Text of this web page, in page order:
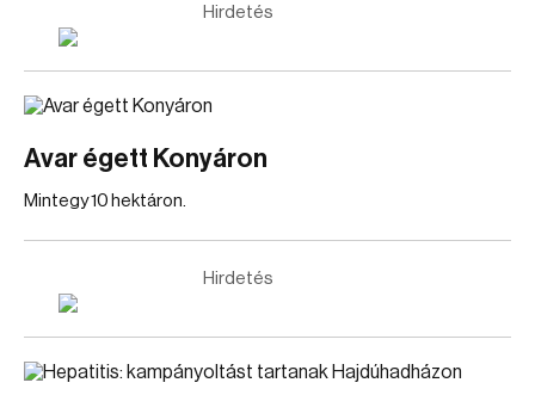
Hirdetés
Avar égett Konyáron
Mintegy 10 hektáron.
Hirdetés